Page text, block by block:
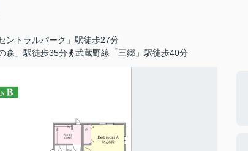
ントラルパーク」駅徒歩27分
森」駅徒歩35分
武蔵野線「三郷」駅徒歩40分